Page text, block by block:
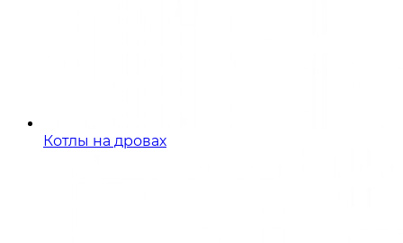
Котлы на дровах